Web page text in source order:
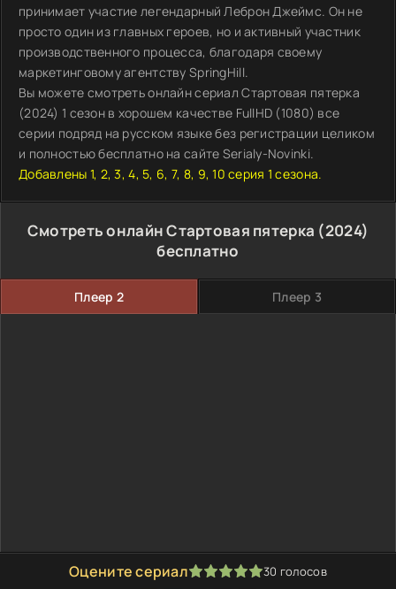
принимает участие легендарный Леброн Джеймс. Он не
просто один из главных героев, но и активный участник
производственного процесса, благодаря своему
маркетинговому агентству SpringHill.
Вы можете смотреть онлайн сериал Стартовая пятерка
(2024) 1 сезон в хорошем качестве FullHD (1080) все
серии подряд на русском языке без регистрации целиком
и полностью бесплатно на сайте Serialy-Novinki.
Добавлены 1, 2, 3, 4, 5, 6, 7, 8, 9, 10 серия 1 сезона.
Смотреть онлайн Стартовая пятерка (2024)
бесплатно
Плеер 2 Плеер 3
Оцените сериал
1 2 3 4 5 30 голосов